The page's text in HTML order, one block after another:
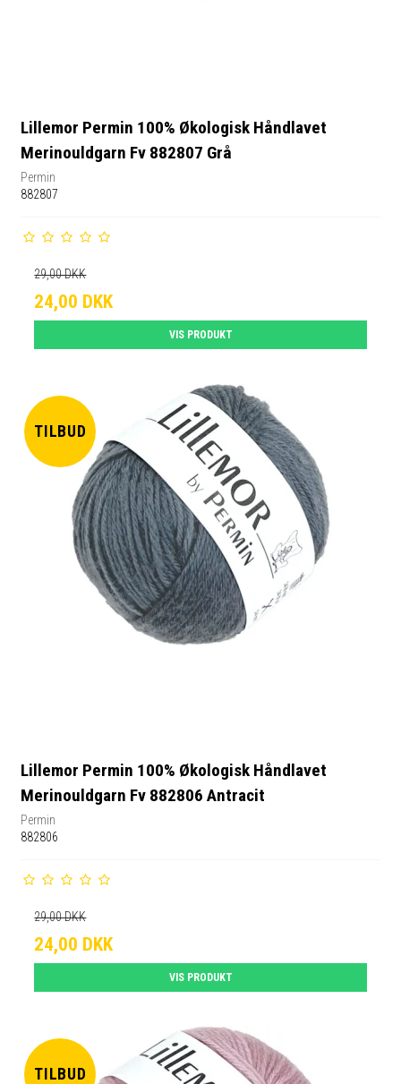
Lillemor Permin 100% Økologisk Håndlavet
Merinouldgarn Fv 882807 Grå
Permin
882807
29,00 DKK
24,00 DKK
VIS PRODUKT
TILBUD
Lillemor Permin 100% Økologisk Håndlavet
Merinouldgarn Fv 882806 Antracit
Permin
882806
29,00 DKK
24,00 DKK
VIS PRODUKT
TILBUD